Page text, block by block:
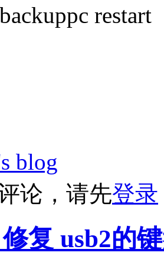
restart
blog
论，请先登录
复 usb2的